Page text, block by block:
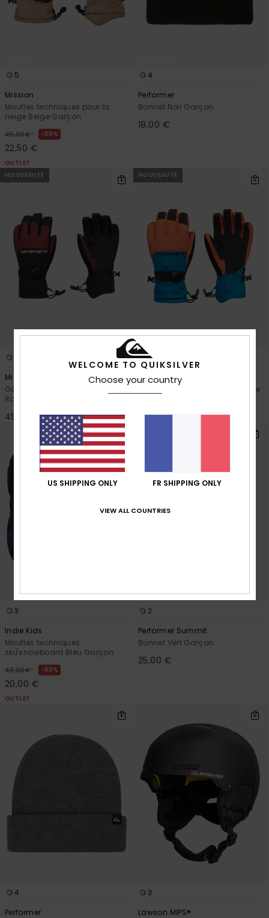
5
Mission
Moufles techniques pour la
neige Beige Garçon
45,00 € * 50%
22,50 €
OUTLET
4
Performer
Bonnet Noir Garçon
18,00 €
NOUVEAUTÉ
Mission
Gants techniques pour la neige
Rouge Garçon
45,00 €
NOUVEAUTÉ
5
Mission
Gants techniques pour la neige
45,00 €
3
Indie Kids
Moufles techniques
ski/snowboard Bleu Garçon
40,00 € * 50%
20,00 €
OUTLET
2
Performer Summit
Bonnet Vert Garçon
25,00 €
4
Performer
3
Lawson MIPS®
WELCOME TO QUIKSILVER
Choose your country
US SHIPPING ONLY FR SHIPPING ONLY
VIEW ALL COUNTRIES